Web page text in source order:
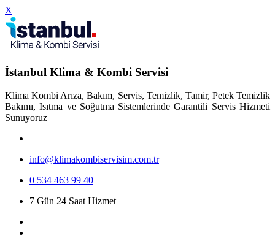
X
İstanbul Klima & Kombi Servisi
Klima Kombi Arıza, Bakım, Servis, Temizlik, Tamir, Petek Temizlik
Bakımı, Isıtma ve Soğutma Sistemlerinde Garantili Servis Hizmeti
Sunuyoruz
info@klimakombiservisim.com.tr
0 534 463 99 40
7 Gün 24 Saat Hizmet